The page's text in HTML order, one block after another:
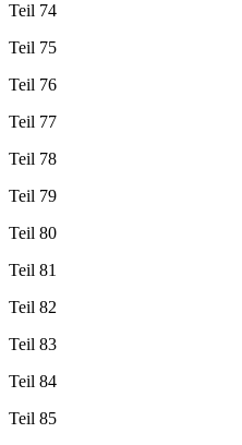
Teil 74
Teil 75
Teil 76
Teil 77
Teil 78
Teil 79
Teil 80
Teil 81
Teil 82
Teil 83
Teil 84
Teil 85